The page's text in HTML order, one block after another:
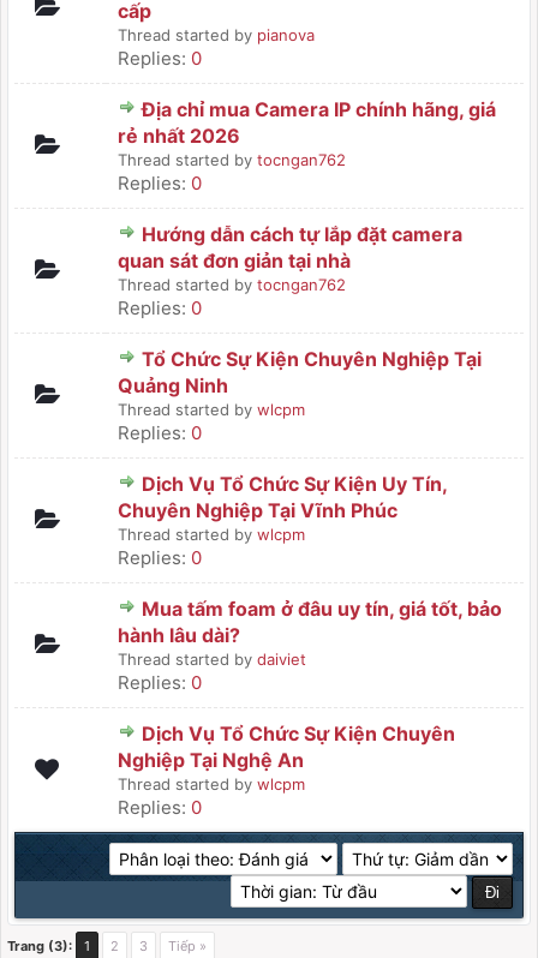
cấp
Thread started by pianova
Replies: 0
Địa chỉ mua Camera IP chính hãng, giá
rẻ nhất 2026
Thread started by tocngan762
Replies: 0
Hướng dẫn cách tự lắp đặt camera
quan sát đơn giản tại nhà
Thread started by tocngan762
Replies: 0
Tổ Chức Sự Kiện Chuyên Nghiệp Tại
Quảng Ninh
Thread started by wlcpm
Replies: 0
Dịch Vụ Tổ Chức Sự Kiện Uy Tín,
Chuyên Nghiệp Tại Vĩnh Phúc
Thread started by wlcpm
Replies: 0
Mua tấm foam ở đâu uy tín, giá tốt, bảo
hành lâu dài?
Thread started by daiviet
Replies: 0
Dịch Vụ Tổ Chức Sự Kiện Chuyên
Nghiệp Tại Nghệ An
Thread started by wlcpm
Replies: 0
Trang (3): 1 2 3 Tiếp »